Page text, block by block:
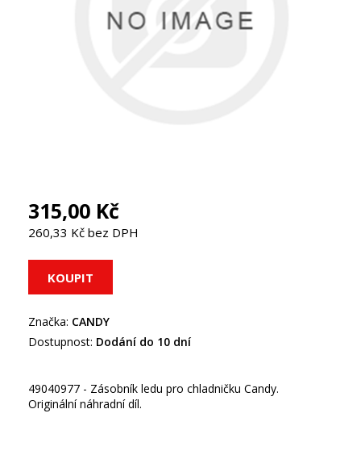
315,00 Kč
260,33 Kč bez DPH
Značka: CANDY
Dostupnost: Dodání do 10 dní
49040977 - Zásobník ledu pro chladničku Candy.
Originální náhradní díl.